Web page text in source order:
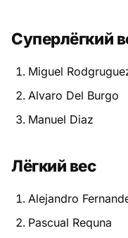
История и
Мастера
Питание
Психология бойца
Растяжка и ОФП
Терминология
Суперлёгкий
Miguel
Alvaro Del Burgo
Manuel Diaz
Лёгкий вес
Alejandro
Pascual Requna